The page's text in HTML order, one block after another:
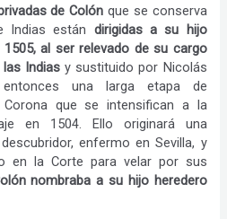
de Colón que se conserva
Indias están dirigidas a su hijo
al ser relevado de su cargo
Indiasy sustituido por Nicolás
entonces una larga etapa de
que se intensifican a la
en 1504. Ello originará una
enfermo en Sevilla, y
en la Corte para velar por sus
nombraba a su hijo heredero